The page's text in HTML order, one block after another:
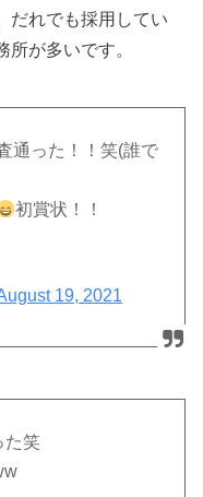
だれでも採用してい
が多いです。
通った！！笑(誰で
初賞状！！
19, 2021
た笑